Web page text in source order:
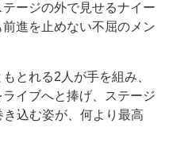
ージの外で見せるナイー
進を止めない不屈のメン
とれる2人が手を組み、
イブへと捧げ、ステージ
き込む姿が、何より最高